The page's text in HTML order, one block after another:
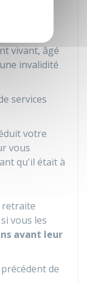
si vous
vivant, âgé
invalidité
services
votre
vous
qu'il était à
retraite
vous les
avant leur
de